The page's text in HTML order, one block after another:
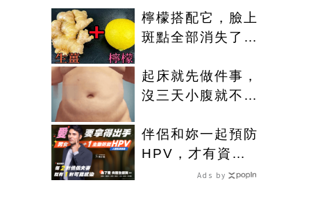
檸檬搭配它，臉上
斑點全部消失了，
起床就先做件事，
沒三天小腹就不見
小！
伴侶和妳一起預防
HPV，才有資格
說愛妳！Ads by